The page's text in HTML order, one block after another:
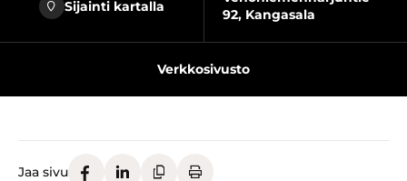
Sijainti kartalla
92, Kangasala
Verkkosivusto
Jaa sivu